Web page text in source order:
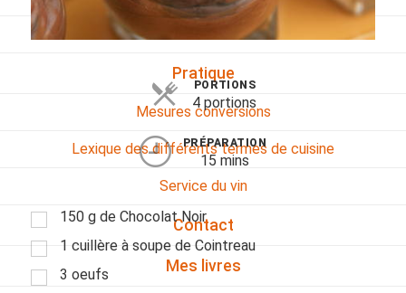
Pratique
Mesures conversions
Lexique des différents termes de cuisine
Service du vin
Contact
Mes livres
PORTIONS
4 portions
PRÉPARATION
15 mins
150 g de Chocolat Noir
1 cuillère à soupe de Cointreau
3 oeufs